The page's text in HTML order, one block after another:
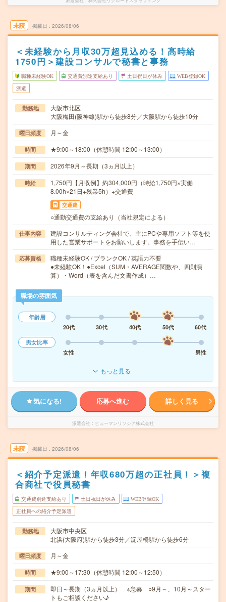
未読 掲載日 2026/08/06
＜未経験から月収30万超見込める！高時給
1750円＞建設コンサルで秘書と事務
職種未経験OK 交通費別途支給あり 土日祝日が休み WEB登録OK
派遣
勤務地
大阪市北区
大阪梅田(阪神線)駅から徒歩8分／大阪駅から徒歩10分
曜日頻度 月～金
時間 ★9:00～18:00（休憩時間 12:00～13:00）
期間 2026年9月～長期（3ヵ月以上）
時給
1,750円【月収例】約304,000円（時給1,750円×実働
8.00h×21日+残業5h）+交通費
交通費
○通勤交通費の支給あり（当社規定による）
仕事内容
建設コンサルティング会社で、主にPCや専用ソフト等を使
用した営業サポートをお願いします。事務を手伝い…
応募資格
職種未経験OK / ブランクOK / 英語力不要
●未経験OK！●Excel（SUM・AVERAGE関数や、四則演
算）・Word（表を含んだ文書作成）…
職場の雰囲気
年齢層
20代
30代 40代 50代
60代
男女比率
女性
男性
もっと見る
気になる! 応募へ進む 詳しく見る
派遣会社 ヒューマンリソシア株式会社
未読 掲載日 2026/08/06
＜紹介予定派遣！年収680万超の正社員！＞複
合商社で役員秘書
交通費別途支給あり 土日祝日が休み WEB登録OK
正社員への紹介予定派遣
勤務地
大阪市中央区
北浜(大阪府)駅から徒歩3分／淀屋橋駅から徒歩6分
曜日頻度 月～金
時間 ★9:00～17:30（休憩時間 12:00～12:50）
期間
即日～長期（3ヵ月以上） ※急募 ○9月～、10月～スター
トもご相談ください♪